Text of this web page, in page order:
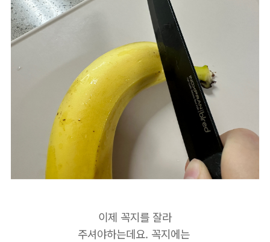
이제 꼭지를 잘라
주셔야하는데요. 꼭지에는